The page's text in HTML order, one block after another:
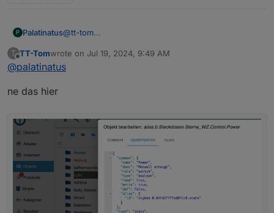
P Palatinatus@tt-tom
T
Offline
TT-Tomwrote on Jul 19, 2024, 9:49 AM
last edited by
@palatinatus
ne das hier